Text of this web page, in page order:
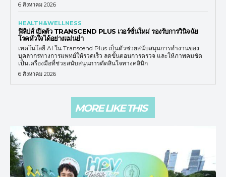
6 สิงหาคม 2026
HEALTH&WELLNESS
ฟิลิปส์ เปิดตัว TRANSCEND PLUS เวอร์ชั่นใหม่ รองรับการวินิจฉัย
โรคหัวใจได้อย่างแม่นยำ
เทคโนโลยี AI ใน Transcend Plus เป็นตัวช่วยสนับสนุนการทำงานของ
บุคลากรทางการแพทย์ให้รวดเร็ว ลดขั้นตอนการตรวจ และให้ภาพคมชัด
เป็นเครื่องมือที่ช่วยสนับสนุนการตัดสินใจทางคลินิก
6 สิงหาคม 2026
MORE LIKE THIS